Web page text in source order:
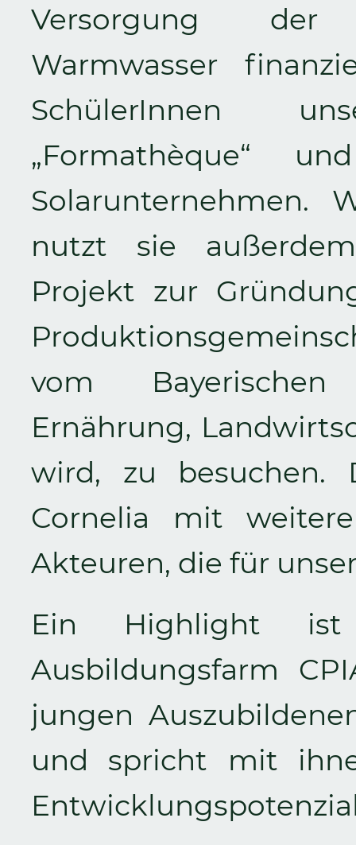
Versorgung der
Warmwasser
SchülerInnen
„Formathèque“
Solarunternehmen.
nutzt sie
Projekt zur
vom
Ernährung,
wird, zu besuchen.
Cornelia mit
Akteuren, die für
Ein Highlight
Ausbildungsfarm
jungen
und spricht mit